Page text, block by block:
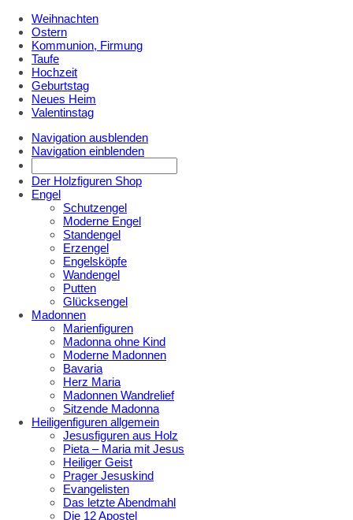
Weihnachten
Ostern
Kommunion, Firmung
Taufe
Hochzeit
Geburtstag
Neues Heim
Valentinstag
Navigation ausblenden
Navigation einblenden
Der Holzfiguren Shop
Engel
Schutzengel
Moderne Engel
Standengel
Erzengel
Engelsköpfe
Wandengel
Putten
Glücksengel
Madonnen
Marienfiguren
Madonna ohne Kind
Moderne Madonnen
Bavaria
Herz Maria
Madonnen Wandrelief
Sitzende Madonna
Heiligenfiguren allgemein
Jesusfiguren aus Holz
Pieta – Maria mit Jesus
Heiliger Geist
Prager Jesuskind
Evangelisten
Das letzte Abendmahl
Die 12 Apostel